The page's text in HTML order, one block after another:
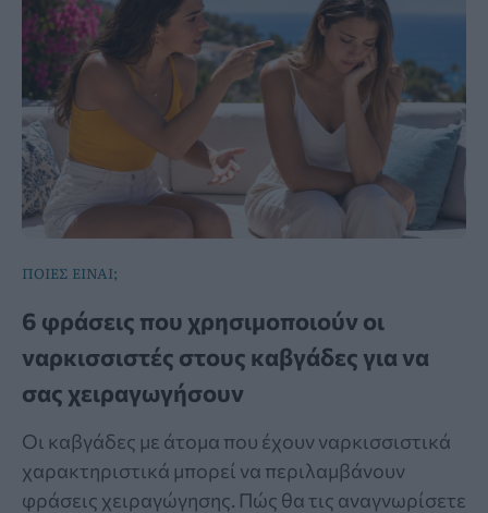
ΠΟΙΕΣ ΕΙΝΑΙ;
6 φράσεις που χρησιμοποιούν οι
ναρκισσιστές στους καβγάδες για να
σας χειραγωγήσουν
Οι καβγάδες με άτομα που έχουν ναρκισσιστικά
χαρακτηριστικά μπορεί να περιλαμβάνουν
φράσεις χειραγώγησης. Πώς θα τις αναγνωρίσετε